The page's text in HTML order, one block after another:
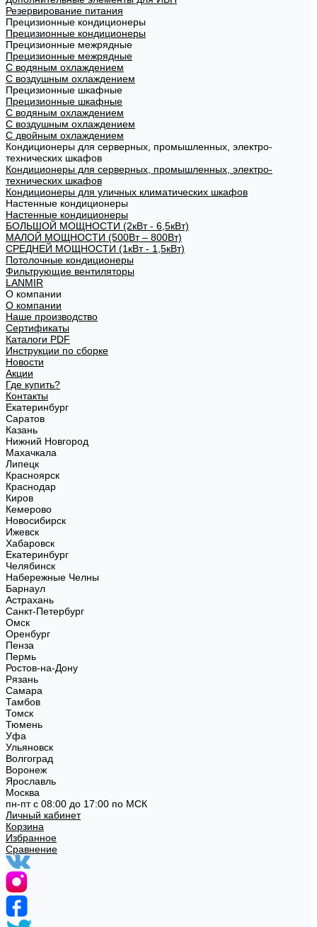
Резервирование питания
Прецизионные кондиционеры
Прецизионные кондиционеры
Прецизионные межрядные
Прецизионные межрядные
С водяным охлаждением
С воздушным охлаждением
Прецизионные шкафные
Прецизионные шкафные
С водяным охлаждением
С воздушным охлаждением
С двойным охлаждением
Кондиционеры для серверных, промышленных, электро-
технических шкафов
Кондиционеры для серверных, промышленных, электро-
технических шкафов
Кондиционеры для уличных климатических шкафов
Настенные кондиционеры
Настенные кондиционеры
БОЛЬШОЙ МОЩНОСТИ (2кВт - 6,5кВт)
МАЛОЙ МОЩНОСТИ (500Вт – 800Вт)
СРЕДНЕЙ МОЩНОСТИ (1кВт - 1,5кВт)
Потолочные кондиционеры
Фильтрующие вентиляторы
LANMIR
О компании
О компании
Наше производство
Сертификаты
Каталоги PDF
Инструкции по сборке
Новости
Акции
Где купить?
Контакты
Екатеринбург
Саратов
Казань
Нижний Новгород
Махачкала
Липецк
Красноярск
Краснодар
Киров
Кемерово
Новосибирск
Ижевск
Хабаровск
Екатеринбург
Челябинск
Набережные Челны
Барнаул
Астрахань
Санкт-Петербург
Омск
Оренбург
Пенза
Пермь
Ростов-на-Дону
Рязань
Самара
Тамбов
Томск
Тюмень
Уфа
Ульяновск
Волгоград
Воронеж
Ярославль
Москва
пн-пт с 08:00 до 17:00 по МСК
Личный кабинет
Корзина
Избранное
Сравнение